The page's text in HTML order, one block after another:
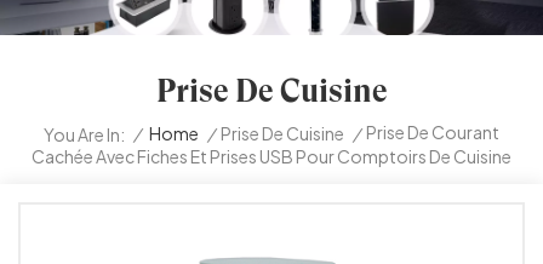
Prise De Cuisine
You Are In: / Home / Prise De Cuisine / Prise De Courant
Cachée Avec Fiches Et Prises USB Pour Comptoirs De Cuisine